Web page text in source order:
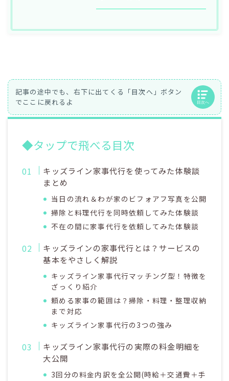
◆タップで飛べる目次
キッズライン家事代行を使ってみた体験談
まとめ
当日の流れ＆わが家のビフォアフ写真を公開
掃除と料理代行を同時依頼してみた体験談
不在の間に家事代行を依頼してみた体験談
キッズラインの家事代行とは？サービスの
基本をやさしく解説
キッズライン家事代行マッチング型！特徴を
ざっくり紹介
頼める家事の範囲は？掃除・料理・整理収納
まで対応
キッズライン家事代行の3つの強み
キッズライン家事代行の実際の料金明細を
大公開
3回分の料金内訳を全公開(時給＋交通費＋手